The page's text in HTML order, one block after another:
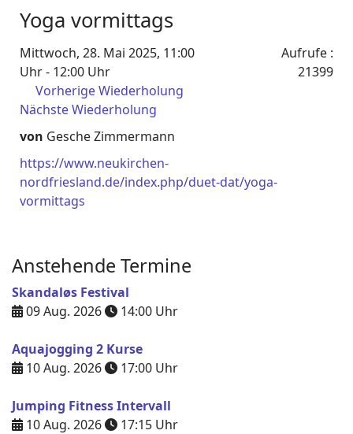
Yoga vormittags
Mittwoch, 28. Mai 2025, 11:00
Uhr - 12:00 Uhr
Vorherige Wiederholung
Nächste Wiederholung
Aufrufe :
21399
von Gesche Zimmermann
https://www.neukirchen-
nordfriesland.de/index.php/duet-dat/yoga-
vormittags
Anstehende Termine
Skandaløs Festival
09 Aug. 2026
14:00 Uhr
Aquajogging 2 Kurse
10 Aug. 2026
17:00 Uhr
Jumping Fitness Intervall
10 Aug. 2026
17:15 Uhr